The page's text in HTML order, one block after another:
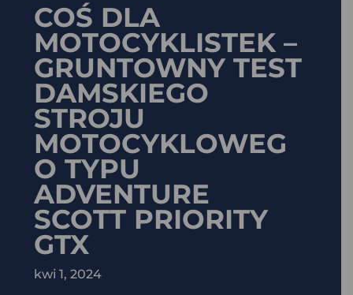
COŚ DLA
MOTOCYKLISTEK –
GRUNTOWNY TEST
DAMSKIEGO
STROJU
MOTOCYKLOWEG
O TYPU
ADVENTURE
SCOTT PRIORITY
GTX
kwi 1, 2024